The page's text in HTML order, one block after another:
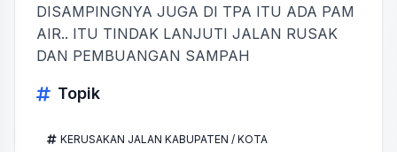
DISAMPINGNYA JUGA DI TPA ITU ADA PAM
AIR.. ITU TINDAK LANJUTI JALAN RUSAK
DAN PEMBUANGAN SAMPAH
Topik
KERUSAKAN JALAN KABUPATEN / KOTA